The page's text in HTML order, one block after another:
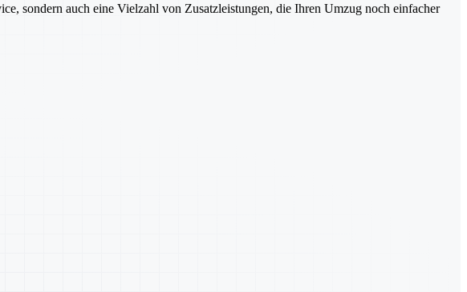
sondern auch eine Vielzahl von Zusatzleistungen, die Ihren Umzug noch einfacher